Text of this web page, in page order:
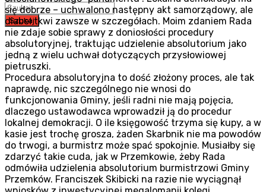
Szukaj
się dobrze – uchwalono następny akt samorządowy, ale
diabeł tkwi zawsze w szczegółach. Moim zdaniem Rada
nie zdaje sobie sprawy z doniosłości procedury
absolutoryjnej, traktując udzielenie absolutorium jako
jedną z wielu uchwał dotyczących przysłowiowej
pietruszki.
Procedura absolutoryjna to dość złożony proces, ale tak
naprawdę, nic szczególnego nie wnosi do
funkcjonowania Gminy, jeśli radni nie mają pojęcia,
dlaczego ustawodawca wprowadził ją do procedur
lokalnej demokracji. O ile księgowość trzyma się kupy, a w
kasie jest trochę grosza, żaden Skarbnik nie ma powodów
do trwogi, a burmistrz może spać spokojnie. Musiałby się
zdarzyć takie cuda, jak w Przemkowie, żeby Rada
odmówiła udzielenia absolutorium burmistrzowi Gminy
Przemków. Franciszek Skibicki na razie nie wyciągnął